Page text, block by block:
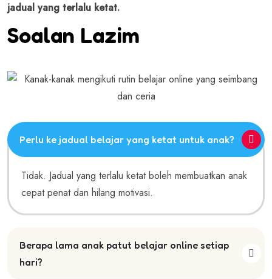
jadual yang terlalu ketat.
Soalan Lazim
Perlu ke jadual belajar yang ketat untuk anak?
Tidak. Jadual yang terlalu ketat boleh membuatkan anak
cepat penat dan hilang motivasi.
Berapa lama anak patut belajar online setiap
hari?